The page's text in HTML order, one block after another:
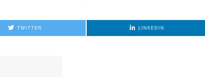
TWITTER LINKEDIN